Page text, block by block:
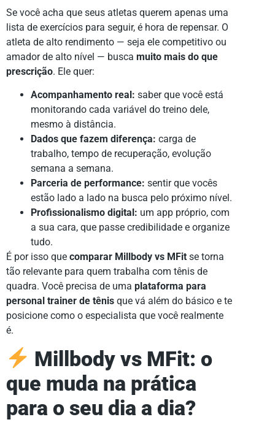
Se você acha que seus atletas querem apenas uma
lista de exercícios para seguir, é hora de repensar. O
atleta de alto rendimento — seja ele competitivo ou
amador de alto nível — busca muito mais do que
prescrição. Ele quer:
Acompanhamento real: saber que você está
monitorando cada variável do treino dele,
mesmo à distância.
Dados que fazem diferença: carga de
trabalho, tempo de recuperação, evolução
semana a semana.
Parceria de performance: sentir que vocês
estão lado a lado na busca pelo próximo nível.
Profissionalismo digital: um app próprio, com
a sua cara, que passe credibilidade e organize
tudo.
É por isso que comparar Millbody vs MFit se torna
tão relevante para quem trabalha com tênis de
quadra. Você precisa de uma plataforma para
personal trainer de tênis que vá além do básico e te
posicione como o especialista que você realmente
é.
Millbody vs MFit: o
que muda na prática
para o seu dia a dia?